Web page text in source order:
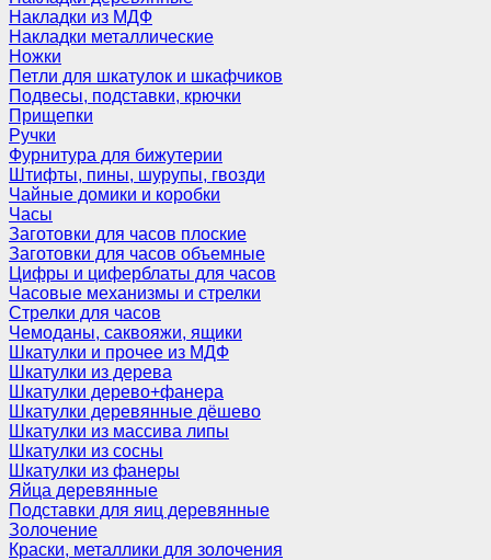
Накладки из МДФ
Накладки металлические
Ножки
Петли для шкатулок и шкафчиков
Подвесы, подставки, крючки
Прищепки
Ручки
Фурнитура для бижутерии
Штифты, пины, шурупы, гвозди
Чайные домики и коробки
Часы
Заготовки для часов плоские
Заготовки для часов объемные
Цифры и циферблаты для часов
Часовые механизмы и стрелки
Стрелки для часов
Чемоданы, саквояжи, ящики
Шкатулки и прочее из МДФ
Шкатулки из дерева
Шкатулки дерево+фанера
Шкатулки деревянные дёшево
Шкатулки из массива липы
Шкатулки из сосны
Шкатулки из фанеры
Яйца деревянные
Подставки для яиц деревянные
Золочение
Краски, металлики для золочения